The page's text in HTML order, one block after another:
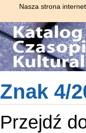
Nasza strona
Znak 4/
Przejdź